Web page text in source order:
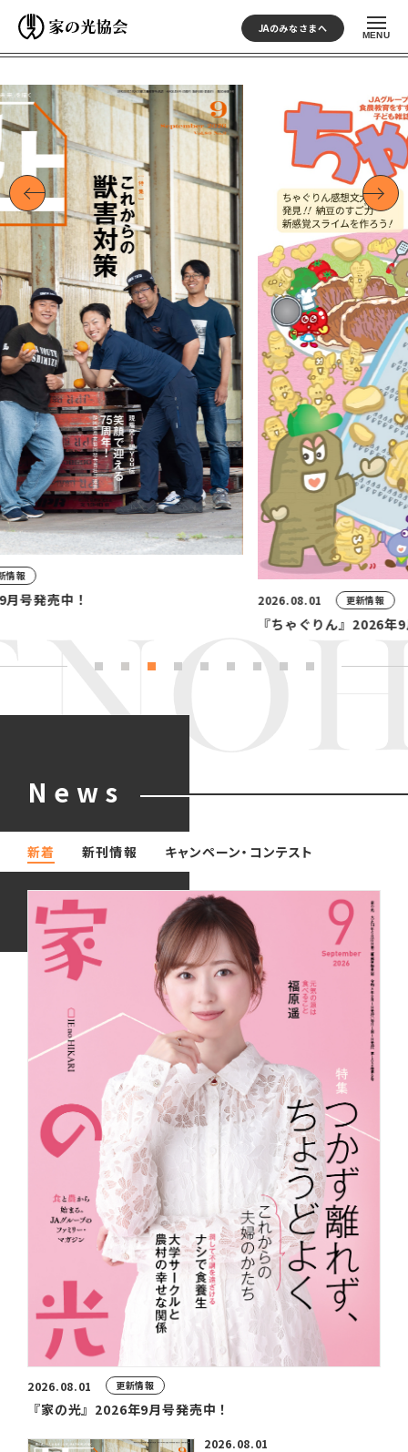
JAのみなさまへ
2026.08.01 今
News
新着 新刊情報 キャンペーン・コンテスト
2026.08.01 更新情報
『家の光』2026年9月号発売中！
2026.08.01